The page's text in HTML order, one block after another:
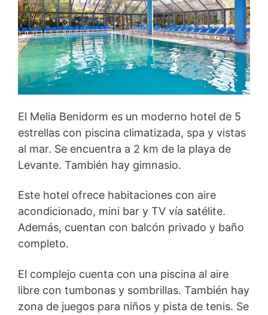
El Melia Benidorm es un moderno hotel de 5
estrellas con piscina climatizada, spa y vistas
al mar. Se encuentra a 2 km de la playa de
Levante. También hay gimnasio.
Este hotel ofrece habitaciones con aire
acondicionado, mini bar y TV vía satélite.
Además, cuentan con balcón privado y baño
completo.
El complejo cuenta con una piscina al aire
libre con tumbonas y sombrillas. También hay
zona de juegos para niños y pista de tenis. Se